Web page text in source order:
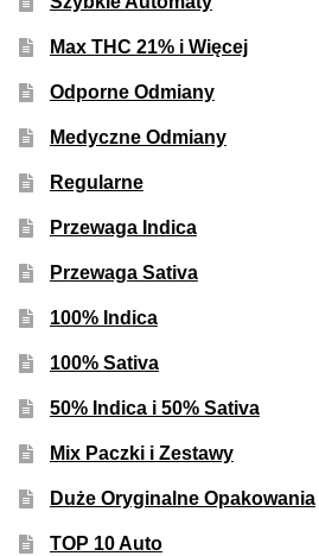
Max THC 21% i Więcej
Odporne Odmiany
Medyczne Odmiany
Regularne
Przewaga Indica
Przewaga Sativa
100% Indica
100% Sativa
50% Indica i 50% Sativa
Mix Paczki i Zestawy
Duże Oryginalne Opakowania
TOP 10 Auto